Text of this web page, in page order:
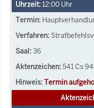
12:00 Uhr
36
541 Cs
Termin